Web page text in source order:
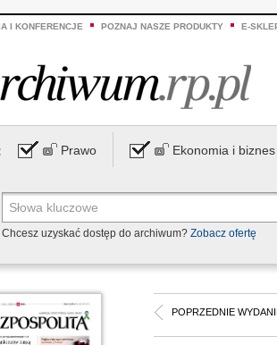
I KONFERENCJE POZNAJ NASZE PRODUKTY E-
Prawo Ekonomia i biznes
Chcesz uzyskać dostęp do archiwum? Zobacz ofertę
POPRZEDNIE